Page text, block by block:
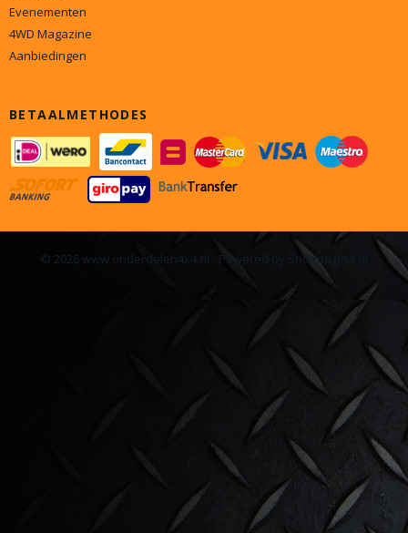
Evenementen
4WD Magazine
Aanbiedingen
BETAALMETHODES
© 2026 www.onderdelen4x4.nl - Powered by Shoppagina.nl